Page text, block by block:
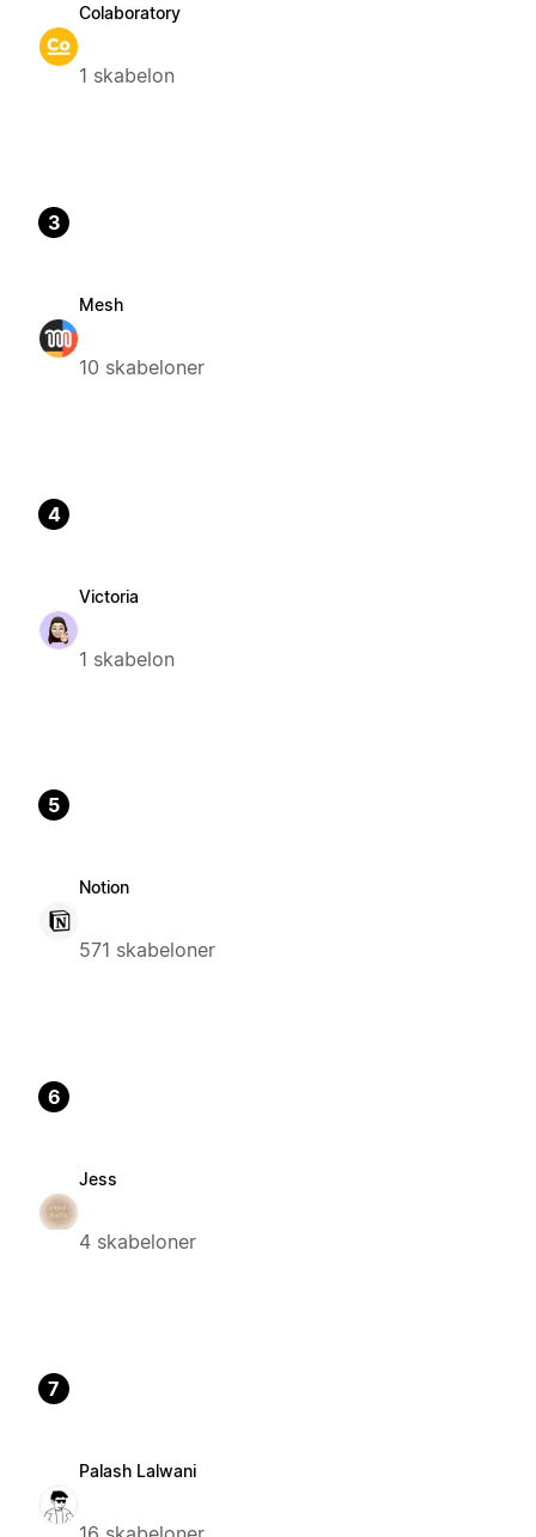
Colaboratory
1 skabelon
3
Mesh
10 skabeloner
4
Victoria
1 skabelon
5
Notion
571 skabeloner
6
Jess
4 skabeloner
7
Palash Lalwani